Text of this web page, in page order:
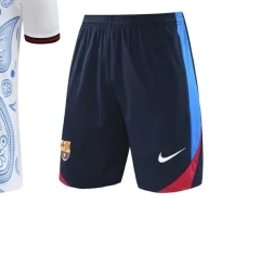
strani